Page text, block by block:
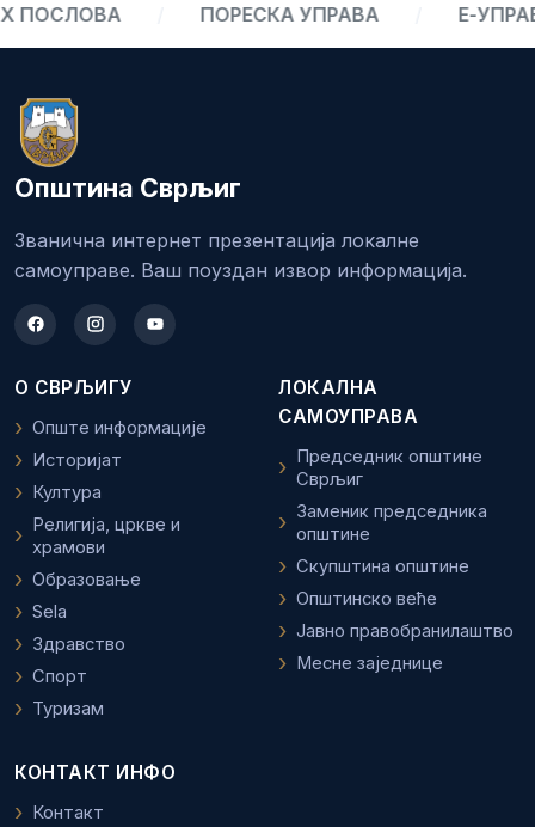
ПОРЕСКА УПРАВА Е-УПРАВА
Општина Сврљиг
Званична интернет презентација локалне
самоуправе. Ваш поуздан извор информација.
О СВРЉИГУ
Опште информације
Историјат
Култура
Религија, цркве и
храмови
Образовање
Sela
Здравство
Спорт
Туризам
ЛОКАЛНА
САМОУПРАВА
Председник општине
Сврљиг
Заменик председника
општине
Скупштина општине
Општинско веће
Јавно правобранилаштво
Месне заједнице
КОНТАКТ ИНФО
Контакт